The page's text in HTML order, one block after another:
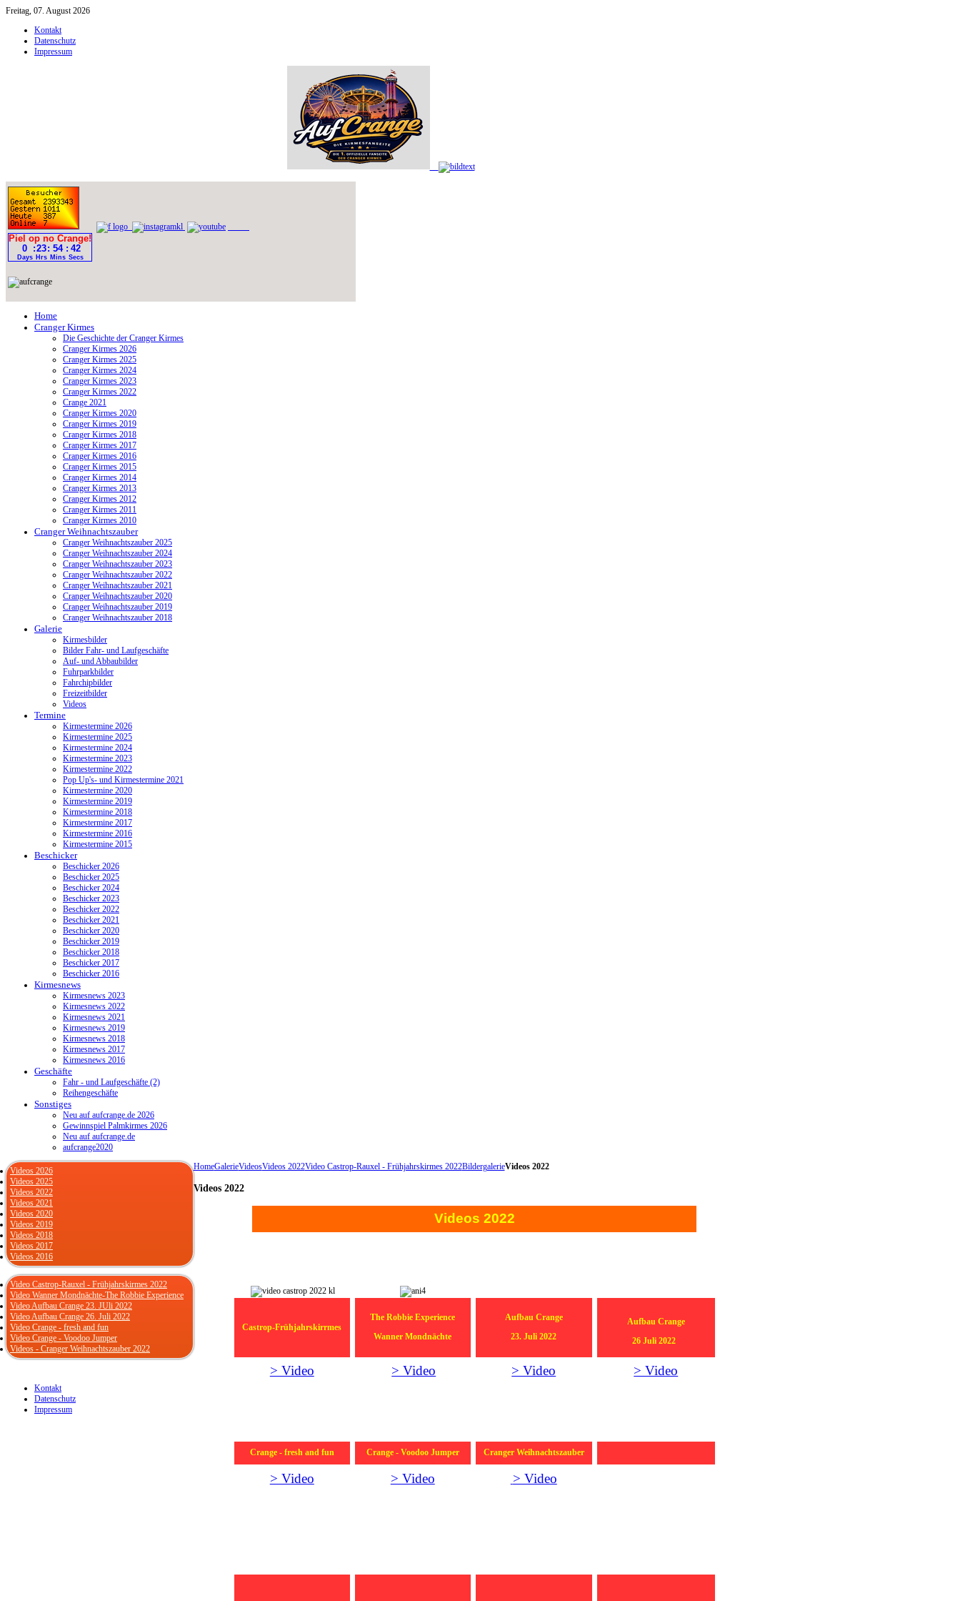
Freitag, 07. August 2026
Kontakt
Datenschutz
Impressum
Home
Cranger Kirmes
Die Geschichte der Cranger Kirmes
Cranger Kirmes 2026
Cranger Kirmes 2025
Cranger Kirmes 2024
Cranger Kirmes 2023
Cranger Kirmes 2022
Crange 2021
Cranger Kirmes 2020
Cranger Kirmes 2019
Cranger Kirmes 2018
Cranger Kirmes 2017
Cranger Kirmes 2016
Cranger Kirmes 2015
Cranger Kirmes 2014
Cranger Kirmes 2013
Cranger Kirmes 2012
Cranger Kirmes 2011
Cranger Kirmes 2010
Cranger Weihnachtszauber
Cranger Weihnachtszauber 2025
Cranger Weihnachtszauber 2024
Cranger Weihnachtszauber 2023
Cranger Weihnachtszauber 2022
Cranger Weihnachtszauber 2021
Cranger Weihnachtszauber 2020
Cranger Weihnachtszauber 2019
Cranger Weihnachtszauber 2018
Galerie
Kirmesbilder
Bilder Fahr- und Laufgeschäfte
Auf- und Abbaubilder
Fuhrparkbilder
Fahrchipbilder
Freizeitbilder
Videos
Termine
Kirmestermine 2026
Kirmestermine 2025
Kirmestermine 2024
Kirmestermine 2023
Kirmestermine 2022
Pop Up's- und Kirmestermine 2021
Kirmestermine 2020
Kirmestermine 2019
Kirmestermine 2018
Kirmestermine 2017
Kirmestermine 2016
Kirmestermine 2015
Beschicker
Beschicker 2026
Beschicker 2025
Beschicker 2024
Beschicker 2023
Beschicker 2022
Beschicker 2021
Beschicker 2020
Beschicker 2019
Beschicker 2018
Beschicker 2017
Beschicker 2016
Kirmesnews
Kirmesnews 2023
Kirmesnews 2022
Kirmesnews 2021
Kirmesnews 2019
Kirmesnews 2018
Kirmesnews 2017
Kirmesnews 2016
Geschäfte
Fahr - und Laufgeschäfte (2)
Reihengeschäfte
Sonstiges
Neu auf aufcrange.de 2026
Gewinnspiel Palmkirmes 2026
Neu auf aufcrange.de
aufcrange2020
HomeGalerieVideosVideos 2022Video Castrop-Rauxel - Frühjahrskirmes 2022BildergalerieVideos 2022
Videos 2022
Videos 2022
Castrop-Frühjahrskirrmes
The Robbie Experience
Wanner Mondnächte
Aufbau Crange
23. Juli 2022
Aufbau Crange
26 Juli 2022
> Video > Video > Video > Video
Crange - fresh and fun Crange - Voodoo Jumper Cranger Weihnachtszauber
> Video > Video > Video
Videos 2026
Videos 2025
Videos 2022
Videos 2021
Videos 2020
Videos 2019
Videos 2018
Videos 2017
Videos 2016
Video Castrop-Rauxel - Frühjahrskirmes 2022
Video Wanner Mondnächte-The Robbie Experience
Video Aufbau Crange 23. JUli 2022
Video Aufbau Crange 26. Juli 2022
Video Crange - fresh and fun
Video Crange - Voodoo Jumper
Videos - Cranger Weihnachtszauber 2022
Kontakt
Datenschutz
Impressum